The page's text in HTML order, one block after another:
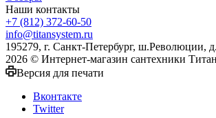
Наши контакты
+7 (812) 372-60-50
info@titansystem.ru
195279, г. Санкт-Петербург, ш.Революции,
2026 © Интернет-магазин сантехники
Версия для печати
Вконтакте
Twitter